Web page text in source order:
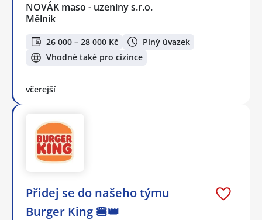
NOVÁK maso - uzeniny s.r.o.
Mělník
26 000 – 28 000 Kč
Plný úvazek
Vhodné také pro cizince
včerejší
Přidej se do našeho týmu
Burger King 🍔👑